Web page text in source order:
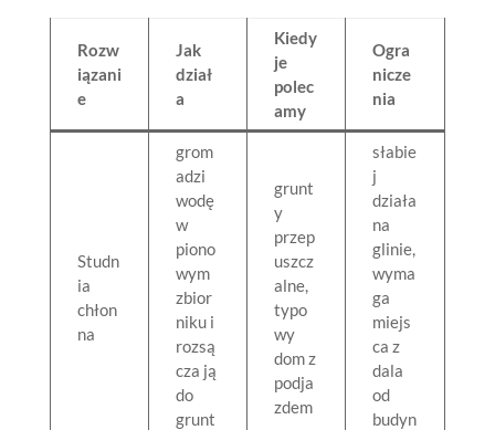
Rozw
iązani
e
Jak
dział
a
Kiedy
je
polec
amy
Ogra
nicze
nia
Studn
ia
chłon
na
grom
adzi
wodę
w
piono
wym
zbior
niku i
rozsą
cza ją
do
grunt
grunt
y
przep
uszcz
alne,
typo
wy
dom z
podja
zdem
słabie
j
działa
na
glinie,
wyma
ga
miejs
ca z
dala
od
budyn